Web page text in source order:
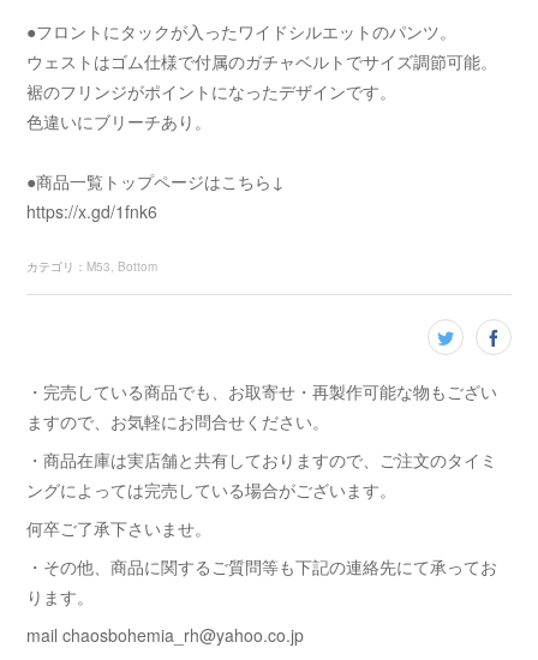
●フロントにタックが入ったワイドシルエットのパンツ。
ウェストはゴム仕様で付属のガチャベルトでサイズ調節可能。
裾のフリンジがポイントになったデザインです。
色違いにブリーチあり。
●商品一覧トップページはこちら↓
https://x.gd/1fnk6
カテゴリ ： M53 Bottom
・完売している商品でも、お取寄せ・再製作可能な物もござい
ますので、お気軽にお問合せください。
・商品在庫は実店舗と共有しておりますので、ご注文のタイミ
ングによっては完売している場合がございます。
何卒ご了承下さいませ。
・その他、商品に関するご質問等も下記の連絡先にて承ってお
ります。
mail chaosbohemia_rh@yahoo.co.jp